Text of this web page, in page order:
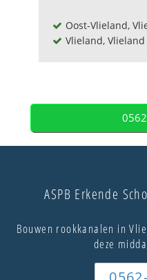
Oost-Vlieland,
Vlieland, Vlieland
ASPB Erkende
Bouwen rookkanalen in
deze